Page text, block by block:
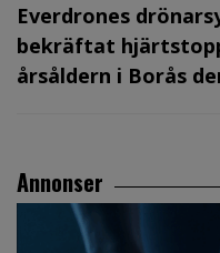
Everdrones
bekräftat
årsåldern i Borås
Annonser